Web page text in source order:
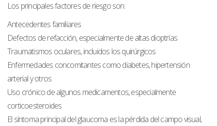
Los principales factores de riesgo son:
Antecedentes familiares
Defectos de refacción, especialmente de altas dioptrías
Traumatismos oculares, incluidos los quirúrgicos
Enfermedades concomitantes como diabetes, hipertensión
arterial y otros
Uso crónico de algunos medicamentos, especialmente
corticoesteroides
El síntoma principal del glaucoma es la pérdida del campo visual,